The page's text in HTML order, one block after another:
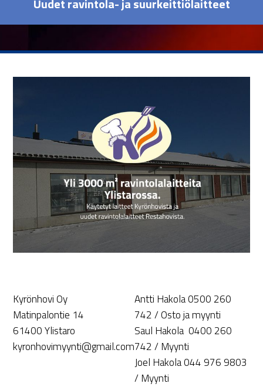
Kyrönhovi Oy
Matinpalontie 14
61400 Ylistaro
kyronhovimyynti@gmail.com
Antti Hakola 0500 260
742 / Osto ja myynti
Saul Hakola 0400 260
742 / Myynti
Joel Hakola 044 976 9803
/ Myynti